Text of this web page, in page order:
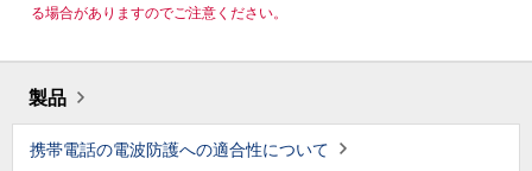
る場合がありますのでご注意ください。
製品
携帯電話の電波防護への適合性について